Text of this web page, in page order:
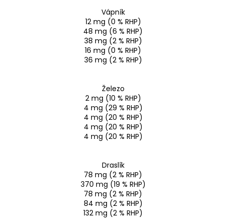
Vápník
12 mg (0 % RHP)
48 mg (6 % RHP)
38 mg (2 % RHP)
16 mg (0 % RHP)
36 mg (2 % RHP)
Železo
2 mg (10 % RHP)
4 mg (29 % RHP)
4 mg (20 % RHP)
4 mg (20 % RHP)
4 mg (20 % RHP)
Draslík
78 mg (2 % RHP)
370 mg (19 % RHP)
78 mg (2 % RHP)
84 mg (2 % RHP)
132 mg (2 % RHP)